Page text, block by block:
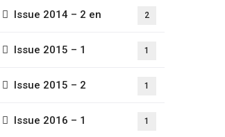
Issue 2014 – 2 en 2
Issue 2015 – 1 1
Issue 2015 – 2 1
Issue 2016 – 1 1